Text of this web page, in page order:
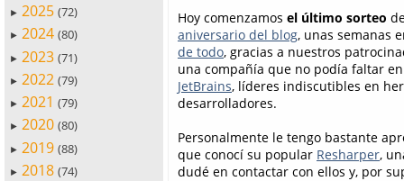
► 2025 (72)
► 2024 (80)
► 2023 (71)
► 2022 (79)
► 2021 (79)
► 2020 (80)
► 2019 (88)
► 2018 (74)
Hoy comenzamos el último sorteo
aniversario del blog, unas semanas
de todo, gracias a nuestros
una compañía que no podía faltar
JetBrains, líderes indiscutibles en
desarrolladores.
Personalmente le tengo bastante
que conocí su popular Resharper,
dudé en contactar con ellos y, por